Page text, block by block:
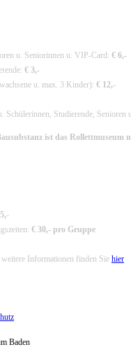
u. Seniorinnen u. VIP-Card: € 6,-
€ 3,-
u. max. 3 Kinder): € 12,-
Schülerinnen, Studierende, Senioren
ist das Rollettmuseum
€ 30,- pro Gruppe
Informationen finden Sie hier
Baden